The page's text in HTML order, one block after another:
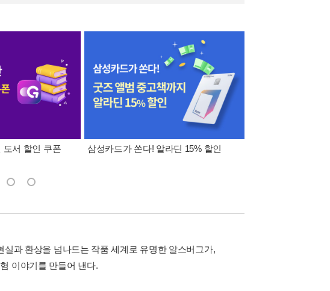
도서 할인 쿠폰 삼성카드가 쏜다! 알라딘 15% 할인
과 환상을 넘나드는 작품 세계로 유명한 알스버그가,
이야기를 만들어 낸다.